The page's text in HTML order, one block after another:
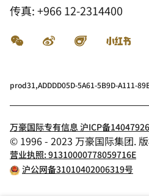
传真:+966 12-2314400
微信 微博 飞猪
prod31,ADDDD05D-5A61-5B9D-A111-
万豪国际专有信息 沪ICP备
© 1996 - 2023 万豪国际集团.
营业执照: 91310000778059716E
沪公网备31010402006319号